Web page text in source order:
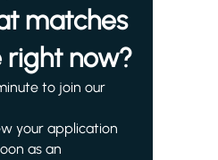
matches
right now?
to join our
your application
as an